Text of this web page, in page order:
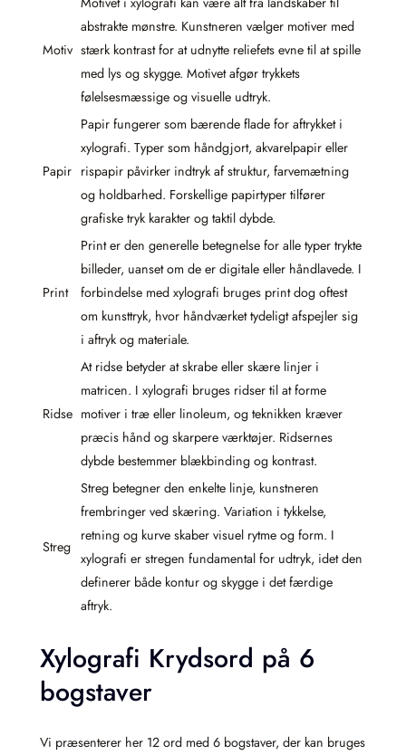
Motiv
abstrakte mønstre. Kunstneren vælger motiver med
stærk kontrast for at udnytte reliefets evne til at spille
med lys og skygge. Motivet afgør trykkets
følelsesmæssige og visuelle udtryk.
Papir
Papir fungerer som bærende flade for aftrykket i
xylografi. Typer som håndgjort, akvarelpapir eller
rispapir påvirker indtryk af struktur, farvemætning
og holdbarhed. Forskellige papirtyper tilfører
grafiske tryk karakter og taktil dybde.
Print
Print er den generelle betegnelse for alle typer trykte
billeder, uanset om de er digitale eller håndlavede. I
forbindelse med xylografi bruges print dog oftest
om kunsttryk, hvor håndværket tydeligt afspejler sig
i aftryk og materiale.
Ridse
At ridse betyder at skrabe eller skære linjer i
matricen. I xylografi bruges ridser til at forme
motiver i træ eller linoleum, og teknikken kræver
præcis hånd og skarpere værktøjer. Ridsernes
dybde bestemmer blækbinding og kontrast.
Streg
Streg betegner den enkelte linje, kunstneren
frembringer ved skæring. Variation i tykkelse,
retning og kurve skaber visuel rytme og form. I
xylografi er stregen fundamental for udtryk, idet den
definerer både kontur og skygge i det færdige
aftryk.
Xylografi Krydsord på 6
bogstaver
Vi præsenterer her 12 ord med 6 bogstaver, der kan bruges